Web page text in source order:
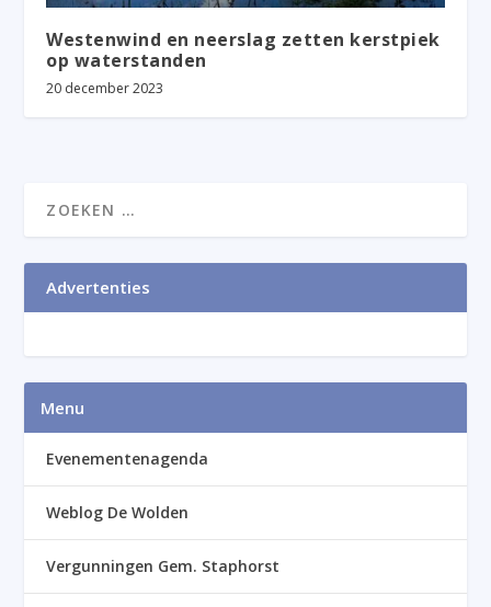
Westenwind en neerslag zetten kerstpiek
op waterstanden
20 december 2023
Advertenties
Menu
Evenementenagenda
Weblog De Wolden
Vergunningen Gem. Staphorst